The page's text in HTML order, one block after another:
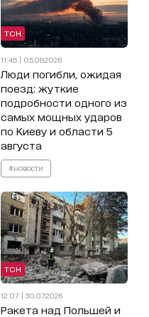
ТСН
11:45 | 05.08.2026
Люди погибли, ожидая
поезд: жуткие
подробности одного из
самых мощных ударов
по Киеву и области 5
августа
#новости
ТСН
12:07 | 30.07.2026
Ракета над Польшей и